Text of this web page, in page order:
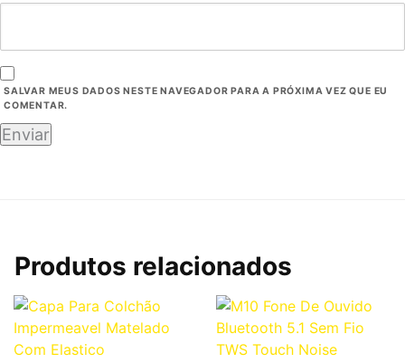
SALVAR MEUS DADOS NESTE NAVEGADOR PARA A PRÓXIMA VEZ QUE EU
COMENTAR.
Produtos relacionados